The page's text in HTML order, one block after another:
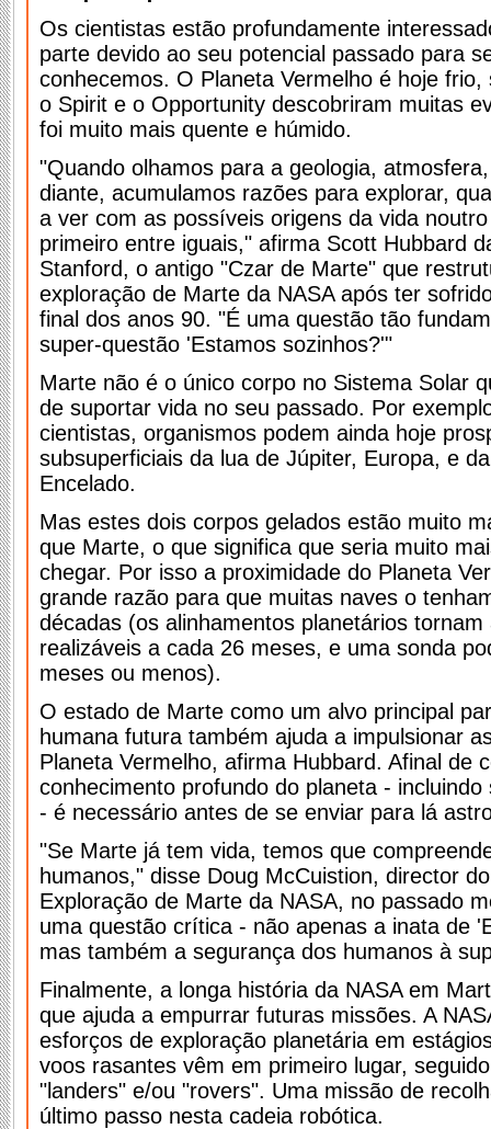
Os cientistas estão profundamente
parte devido ao seu potencial passado para
conhecemos. O Planeta Vermelho é hoje
o Spirit e o Opportunity descobriram muitas
foi muito mais quente e húmido.
"Quando olhamos para a geologia,
diante, acumulamos razões para explorar,
a ver com as possíveis origens da vida
primeiro entre iguais," afirma Scott Hubbard
Stanford, o antigo "Czar de Marte" que
exploração de Marte da NASA após ter
final dos anos 90. "É uma questão tão
super-questão 'Estamos sozinhos?'"
Marte não é o único corpo no Sistema Solar
de suportar vida no seu passado. Por
cientistas, organismos podem ainda hoje
subsuperficiais da lua de Júpiter, Europa, e
Encelado.
Mas estes dois corpos gelados estão muito
que Marte, o que significa que seria muito
chegar. Por isso a proximidade do Planeta
grande razão para que muitas naves o
décadas (os alinhamentos planetários
realizáveis a cada 26 meses, e uma sonda
meses ou menos).
O estado de Marte como um alvo principal
humana futura também ajuda a impulsionar
Planeta Vermelho, afirma Hubbard. Afinal de
conhecimento profundo do planeta -
- é necessário antes de se enviar para lá
"Se Marte já tem vida, temos que
humanos," disse Doug McCuistion, director
Exploração de Marte da NASA, no passado
uma questão crítica - não apenas a inata de
mas também a segurança dos humanos à
Finalmente, a longa história da NASA em
que ajuda a empurrar futuras missões. A
esforços de exploração planetária em
voos rasantes vêm em primeiro lugar,
"landers" e/ou "rovers". Uma missão de
último passo nesta cadeia robótica.